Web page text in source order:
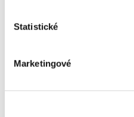
Statistické
Marketingové